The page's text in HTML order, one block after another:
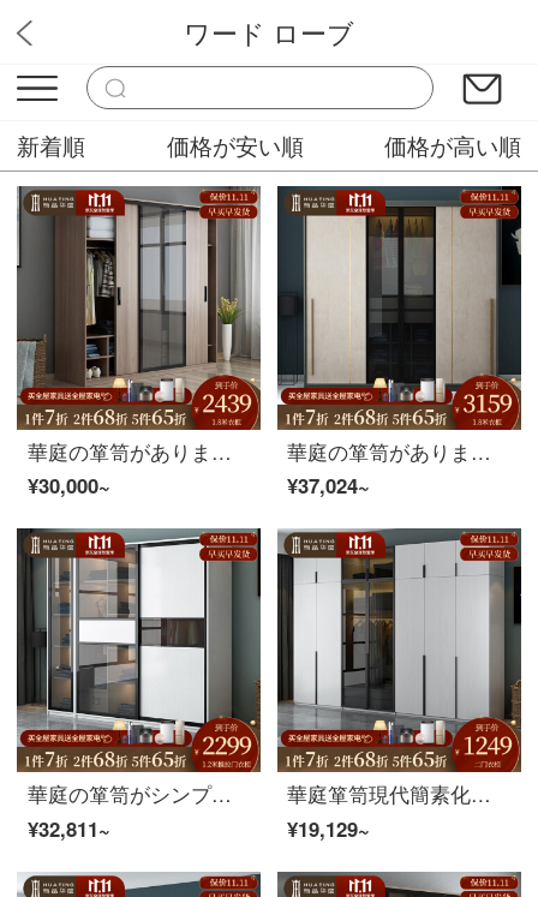
三木工芸
ワード ローブ
新着順 価格が安い順 価格が高い順
華庭の箪笥があります。北欧では、引き戸と箪笥を並べます。寝室は簡単です。現代三門の箪笥はガラス戸の板式箪笥を組み立てます。
¥30,000~
華庭の箪笥があります。軽くて贅沢な箪笥を押します。簡単に現代のガラス戸の箪笥を押します。北欧の寝室はドアを動かして物を収納します。1.8 Mの箪笥を組み立てます。
¥37,024~
華庭の箪笥がシンプルで現代的な箪笥の寝室の経済型北欧の寝室の中小の戸型の組み立てが全体的に押して引き戸の戸棚の家具の1.6メートルを押します。
¥32,811~
華庭箪笥現代簡素化箪笥はドアガラスドア経済型北欧小戸型板式セットのクローゼットとコートの三つの箪笥（三つのドアはガラスではなく、全部の木戸）を開けます。
¥19,129~